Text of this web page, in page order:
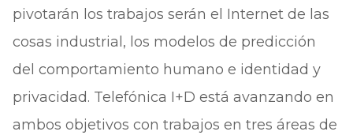
pivotarán los trabajos serán el Internet de las
cosas industrial, los modelos de predicción
del comportamiento humano e identidad y
privacidad. Telefónica I+D está avanzando en
ambos objetivos con trabajos en tres áreas de